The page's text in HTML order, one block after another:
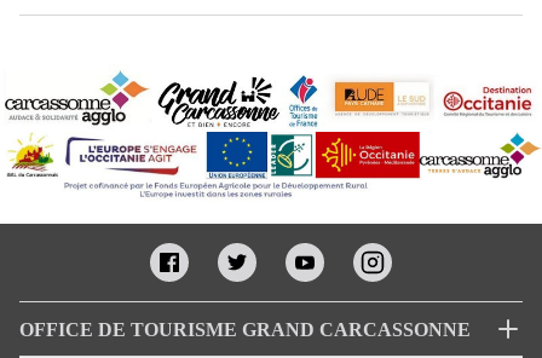
OFFICE DE TOURISME GRAND CARCASSONNE